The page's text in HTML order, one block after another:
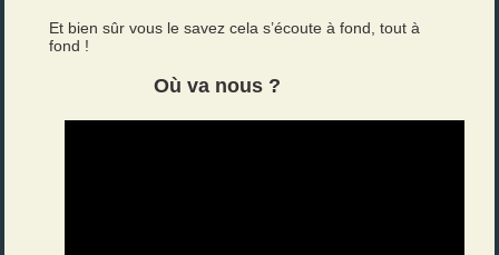
Et bien sûr vous le savez cela s’écoute à fond, tout à
fond !
Où va nous ?